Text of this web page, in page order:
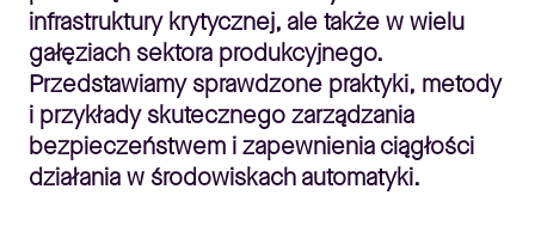
infrastruktury krytycznej, ale także w wielu
gałęziach sektora produkcyjnego.
Przedstawiamy sprawdzone praktyki, metody
i przykłady skutecznego zarządzania
bezpieczeństwem i zapewnienia ciągłości
działania w środowiskach automatyki.